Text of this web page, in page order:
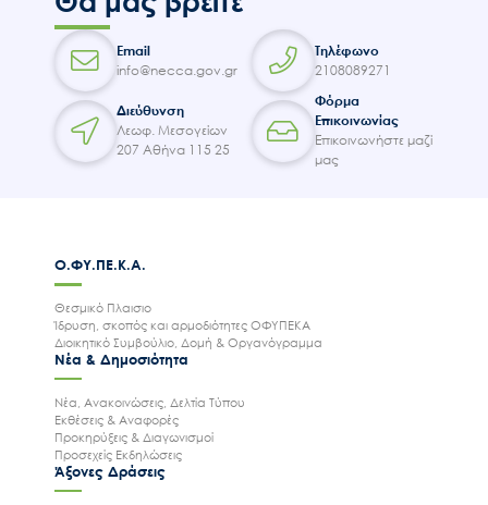
Email
info@necca.gov.gr
Τηλέφωνο
2108089271
Διεύθυνση
Λεωφ. Μεσογείων
207 Αθήνα 115 25
Φόρμα
Επικοινωνίας
Επικοινωνήστε μαζί
μας
Ο.ΦΥ.ΠΕ.Κ.Α.
Θεσμικό Πλαισιο
Ίδρυση, σκοπός και αρμοδιότητες ΟΦΥΠΕΚΑ
Διοικητικό Συμβούλιο, Δομή & Οργανόγραμμα
Νέα & Δημοσιότητα
Νέα, Ανακοινώσεις, Δελτία Τύπου
Εκθέσεις & Αναφορές
Προκηρύξεις & Διαγωνισμοί
Προσεχείς Εκδηλώσεις
Άξονες Δράσεις